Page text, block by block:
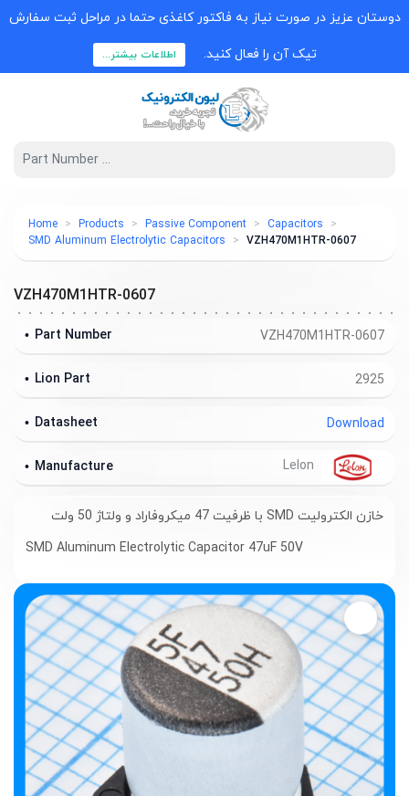
دوستان عزیز در صورت نیاز به فاکتور کاغذی حتما در مراحل ثبت سفارش
تیک آن را فعال کنید. اطلاعات بیشتر...
Home Products Passive Component
Capacitors
SMD Aluminum Electrolytic Capacitors
VZH470M1HTR-0607
VZH470M1HTR-0607
VZH470M1HTR-0607
Part Number
2925
Lion Part
Download
Datasheet
Manufacture
خازن الکترولیت SMD با ظرفیت 47 میکروفاراد و ولتاژ 50 ولت
SMD Aluminum Electrolytic Capacitor 47uF 50V